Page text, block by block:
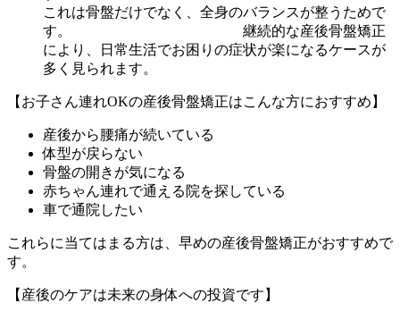
これは骨盤だけでなく、全身のバランスが整うためで
す。 継続的な産後骨盤矯正
により、日常生活でお困りの症状が楽になるケースが
多く見られます。
【お子さん連れOKの産後骨盤矯正はこんな方におすすめ】
産後から腰痛が続いている
体型が戻らない
骨盤の開きが気になる
赤ちゃん連れで通える院を探している
車で通院したい
これらに当てはまる方は、早めの産後骨盤矯正がおすすめで
す。
【産後のケアは未来の身体への投資です】